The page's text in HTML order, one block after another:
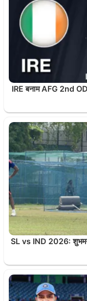
IRE बनाम AFG 2nd
SL vs IND 2026: